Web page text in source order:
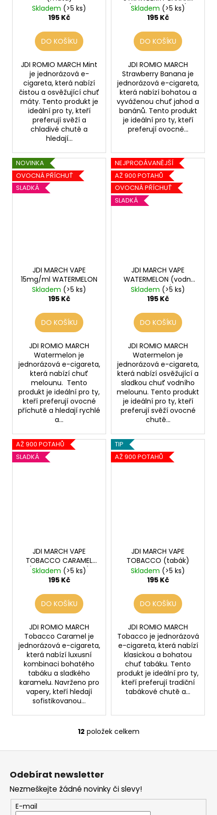
Skladem (>5 ks)
195 Kč
DO KOŠÍKU
JDI ROMIO MARCH Mint
je jednorázová e-
cigareta, která nabízí
čistou a osvěžující chuť
máty. Tento produkt je
ideální pro ty, kteří
preferují svěží a
chladivé chutě a
hledají...
(jahoda a banán)
Skladem (>5 ks)
195 Kč
DO KOŠÍKU
JDI ROMIO MARCH
Strawberry Banana je
jednorázová e-cigareta,
která nabízí bohatou a
vyváženou chuť jahod a
banánů. Tento produkt
je ideální pro ty, kteří
preferují ovocné...
NOVINKA
OVOCNÁ PŘÍCHUŤ
SLADKÁ
JDI MARCH VAPE
15mg/ml WATERMELON
Skladem (>5 ks)
195 Kč
DO KOŠÍKU
JDI ROMIO MARCH
Watermelon je
jednorázová e-cigareta,
která nabízí chuť
melounu. Tento
produkt je ideální pro ty,
kteří preferují ovocné
příchutě a hledají rychlé
a...
NEJPRODÁVANĚJŠÍ
AŽ 900 POTAHŮ
OVOCNÁ PŘÍCHUŤ
SLADKÁ
JDI MARCH VAPE
WATERMELON (vodní
meloun)
Skladem (>5 ks)
195 Kč
DO KOŠÍKU
JDI ROMIO MARCH
Watermelon je
jednorázová e-cigareta,
která nabízí osvěžující a
sladkou chuť vodního
melounu. Tento produkt
je ideální pro ty, kteří
preferují svěží ovocné
chutě...
AŽ 900 POTAHŮ
SLADKÁ
JDI MARCH VAPE
TOBACCO CARAMEL
(tabák a karamel)
Skladem (>5 ks)
195 Kč
DO KOŠÍKU
JDI ROMIO MARCH
Tobacco Caramel je
jednorázová e-cigareta,
která nabízí luxusní
kombinaci bohatého
tabáku a sladkého
karamelu. Navrženo pro
vapery, kteří hledají
sofistikovanou...
TIP
AŽ 900 POTAHŮ
JDI MARCH VAPE
TOBACCO (tabák)
Skladem (>5 ks)
195 Kč
DO KOŠÍKU
JDI ROMIO MARCH
Tobacco je jednorázová
e-cigareta, která nabízí
klasickou a bohatou
chuť tabáku. Tento
produkt je ideální pro ty,
kteří preferují tradiční
tabákové chutě a...
O
v
a
c
í
12 položek celkem
Odebírat newsletter
Nezmeškejte žádné novinky či slevy!
E-mail